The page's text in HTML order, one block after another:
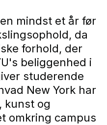
mindst et år før
da
forhold, der
beliggenhed i
studerende
New York har
kunst og
omkring campus